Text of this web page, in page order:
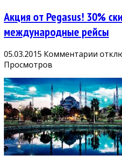
Акция от Pegasus! 30%
международные рейсы
05.03.2015 Комментарии к
Акция
от
30%
на
все
Просмотров